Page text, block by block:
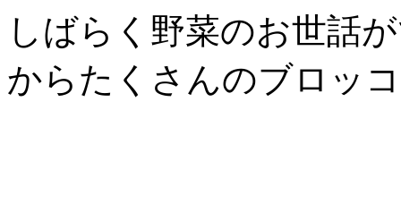
しばらく野菜のお世話
からたくさんのブロッ